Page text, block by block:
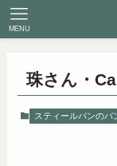
MENU
珠さん・
スティールパンのバ